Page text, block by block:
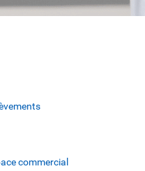
commercial